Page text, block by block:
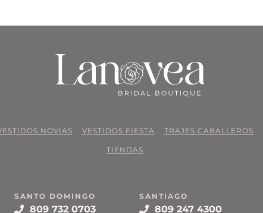
NOVIAS VESTIDOS FIESTA TRAJES CABALLEROS
TIENDAS
SANTO DOMINGO
809 732 0703
SANTIAGO
809 247 4300